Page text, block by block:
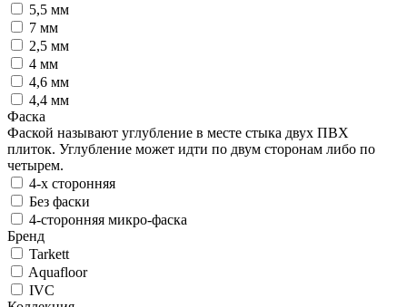
5,5 мм
7 мм
2,5 мм
4 мм
4,6 мм
4,4 мм
Фаска
Фаской называют углубление в месте стыка двух ПВХ
плиток. Углубление может идти по двум сторонам либо по
четырем.
4-х сторонняя
Без фаски
4-сторонняя микро-фаска
Бренд
Tarkett
Aquafloor
IVC